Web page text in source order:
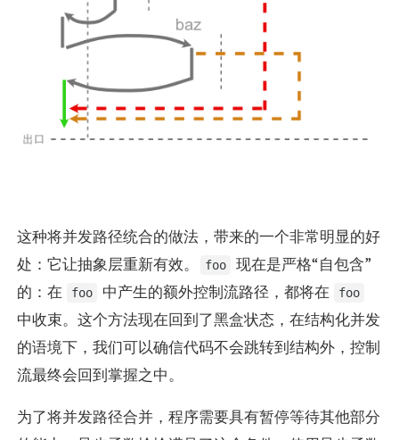
这种将并发路径统合的做法，带来的一个非常明显的好
处：它让抽象层重新有效。
foo
现在是严格“自包含”
的：在
foo 中产生的额外控制流路径，都将在 foo
中收束。这个方法现在回到了黑盒状态，在结构化并发
的语境下，我们可以确信代码不会跳转到结构外，控制
流最终会回到掌握之中。
为了将并发路径合并，程序需要具有暂停等待其他部分